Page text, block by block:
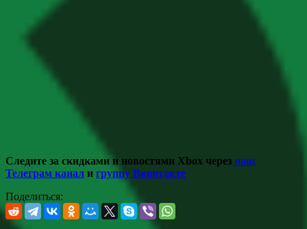
Следите за скидками и новостями Xbox через наш
Телеграм канал и группу Вконтакте
Поделиться: